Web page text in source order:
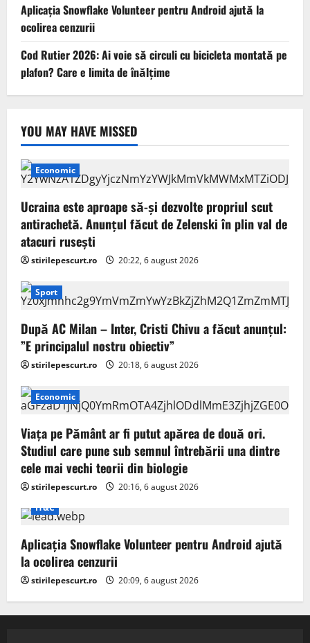
Aplicația Snowflake Volunteer pentru Android ajută la
ocolirea cenzurii
Cod Rutier 2026: Ai voie să circuli cu bicicleta montată pe
plafon? Care e limita de înălțime
YOU MAY HAVE MISSED
Economic
Ucraina este aproape să-și dezvolte propriul scut
antirachetă. Anunțul făcut de Zelenski în plin val de
atacuri rusești
stirilepescurt.ro 20:22, 6 august 2026
Sport
După AC Milan – Inter, Cristi Chivu a făcut anunțul:
”E principalul nostru obiectiv”
stirilepescurt.ro 20:18, 6 august 2026
Economic
Viața pe Pământ ar fi putut apărea de două ori.
Studiul care pune sub semnul întrebării una dintre
cele mai vechi teorii din biologie
stirilepescurt.ro
20:16, 6 august 2026
IT&C
Aplicația Snowflake Volunteer pentru Android ajută
la ocolirea cenzurii
stirilepescurt.ro 20:09, 6 august 2026